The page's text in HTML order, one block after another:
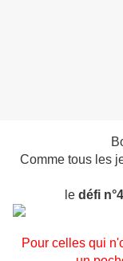
Comme tous les
le défi
Pour celles qui